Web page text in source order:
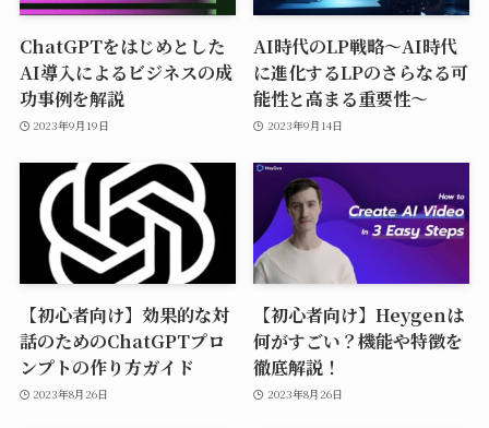
ChatGPTをはじめとした
AI導入によるビジネスの成
功事例を解説
2023年9月19日
AI時代のLP戦略〜AI時代
に進化するLPのさらなる可
能性と高まる重要性〜
2023年9月14日
【初心者向け】効果的な対
話のためのChatGPTプロ
ンプトの作り方ガイド
2023年8月26日
【初心者向け】Heygenは
何がすごい？機能や特徴を
徹底解説！
2023年8月26日